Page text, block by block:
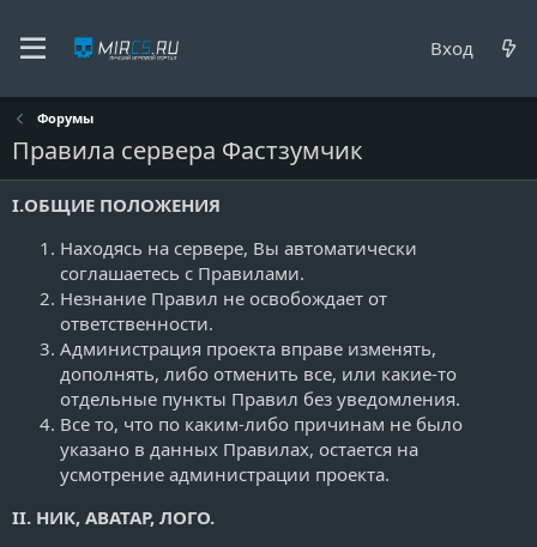
Вход
Форумы
Правила сервера Фастзумчик
I.ОБЩИЕ ПОЛОЖЕНИЯ
Находясь на сервере, Вы автоматически
соглашаетесь с Правилами.
Незнание Правил не освобождает от
ответственности.
Администрация проекта вправе изменять,
дополнять, либо отменить все, или какие-то
отдельные пункты Правил без уведомления.
Все то, что по каким-либо причинам не было
указано в данных Правилах, остается на
усмотрение администрации проекта.
II. НИК, АВАТАР, ЛОГО.